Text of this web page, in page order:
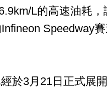
L的高速油耗
Speedway
於3月21日正式展